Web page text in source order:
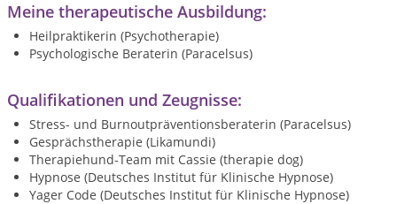
Meine therapeutische Ausbildung:
Heilpraktikerin (Psychotherapie)
Psychologische Beraterin (Paracelsus)
Qualifikationen und Zeugnisse:
Stress- und Burnoutpräventionsberaterin (Paracelsus)
Gesprächstherapie (Likamundi)
Therapiehund-Team mit Cassie (therapie dog)
Hypnose (Deutsches Institut für Klinische Hypnose)
Yager Code (Deutsches Institut für Klinische Hypnose)